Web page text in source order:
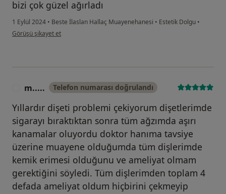
bizi çok güzel ağırladı
1 Eylül 2024 • Beste İlaslan Hallaç Muayenehanesi • Estetik Dolgu •
kullanıcının görüşüne göre y.....
Görüşü şikayet et
m..... Telefon numarası doğrulandı
Yıllardır dişeti problemi çekiyorum dişetlerimde
sigarayı bıraktıktan sonra tüm ağzımda aşırı
kanamalar oluyordu doktor hanıma tavsiye
üzerine muayene olduğumda tüm dişlerimde
kemik erimesi olduğunu ve ameliyat olmam
gerektiğini söyledi. Tüm dişlerimden toplam 4
defada ameliyat oldum hiçbirini çekmeyip